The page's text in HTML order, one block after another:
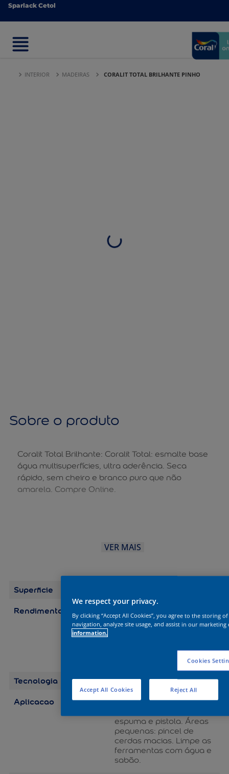
Sparlack Cetol
Sparlack Cetol
INTERIOR MADEIRAS CORALIT TOTAL BRILHANTE PINHO
Sobre o produto
Coralit Total Brilhante: Coralit Total: esmalte base
água multisuperfícies, ultra aderência. Seca
rápido, sem cheiro e branco puro que não
amarela. Compre Online.
VER MAIS
Superficie
Rendimento
(por demão) Galão 3,6 L:
até 75 m2 Galão 3,2 L: até
19 m2 Quarto 0,8 L: até
Tecnologia Balance
Aplicacao
Áreas grandes: rolo de lã
espuma e pistola. Áreas
pequenas: pincel de
cerdas macias. Limpe as
ferramentas com água e
sabão.
We respect your privacy.
By clicking “Accept All Cookies”, you agree to the storing
navigation, analyze site usage, and assist in our
information.
Cookies
Reject All
Accept All Cookies